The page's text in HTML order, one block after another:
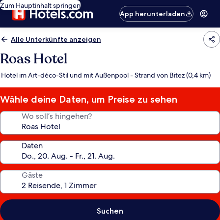
Zum Hauptinhalt springen
App herunterladen
Alle Unterkünfte anzeigen
Roas Hotel
Hotel im Art-déco-Stil und mit Außenpool - Strand von Bitez (0,4 km)
Wähle deine Daten, um Preise zu sehen
Wo soll’s hingehen?
Daten
Gäste
Suchen